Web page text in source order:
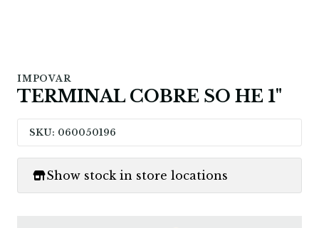
IMPOVAR
TERMINAL COBRE SO HE 1"
SKU: 060050196
Show stock in store locations